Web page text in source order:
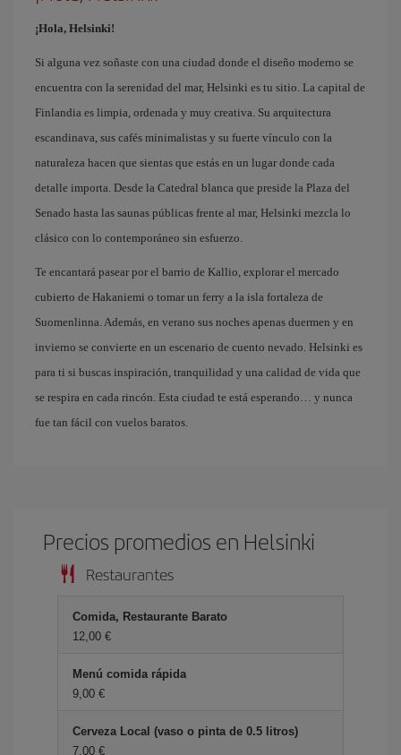
¡Hola, Helsinki!
Si alguna vez soñaste con una ciudad donde el diseño moderno se
encuentra con la serenidad del mar, Helsinki es tu sitio. La capital de
Finlandia es limpia, ordenada y muy creativa. Su arquitectura
escandinava, sus cafés minimalistas y su fuerte vínculo con la
naturaleza hacen que sientas que estás en un lugar donde cada
detalle importa. Desde la Catedral blanca que preside la Plaza del
Senado hasta las saunas públicas frente al mar, Helsinki mezcla lo
clásico con lo contemporáneo sin esfuerzo.
Te encantará pasear por el barrio de Kallio, explorar el mercado
cubierto de Hakaniemi o tomar un ferry a la isla fortaleza de
Suomenlinna. Además, en verano sus noches apenas duermen y en
invierno se convierte en un escenario de cuento nevado. Helsinki es
para ti si buscas inspiración, tranquilidad y una calidad de vida que
se respira en cada rincón. Esta ciudad te está esperando… y nunca
fue tan fácil con vuelos baratos.
Precios promedios en Helsinki
Restaurantes
Comida, Restaurante Barato
12,00 €
Menú comida rápida
9,00 €
Cerveza Local (vaso o pinta de 0.5 litros)
7,00 €